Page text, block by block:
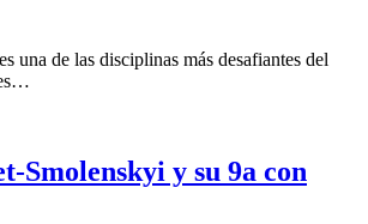
una de las disciplinas más desafiantes del
Smolenskyi y su 9a con